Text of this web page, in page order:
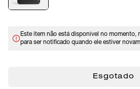
Este item não está disponível no momento,
para ser notificado quando ele estiver
Esgotado